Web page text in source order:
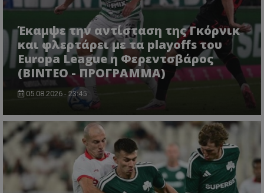
Έκαμψε την αντίσταση της Γκόρνικ
και φλερτάρει με τα playoffs του
Europa League η Φερεντσβάρος
(ΒΙΝΤΕΟ - ΠΡΟΓΡΑΜΜΑ)
05.08.2026 - 23:45